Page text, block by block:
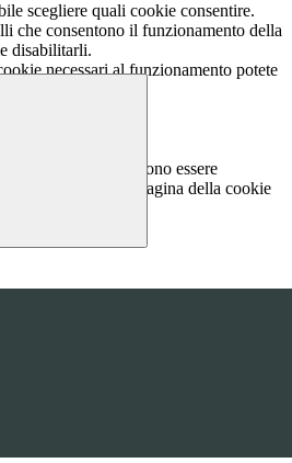
scegliere quali cookie consentire.
che consentono il funzionamento della
disabilitarli.
necessari al funzionamento potete
non possono essere
l'elenco nella pagina della cookie
video incorporati.